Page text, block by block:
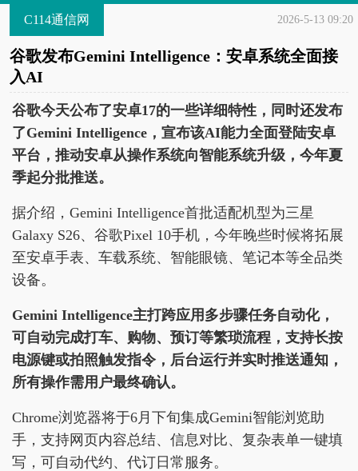
C114通信网 2026-5-13 09:20
谷歌发布Gemini Intelligence：安卓系统全面接
入AI
谷歌今天公布了安卓17的一些详细特性，同时还发布
了Gemini Intelligence，宣布该AI能力全面登陆安卓
平台，推动安卓从操作系统向智能系统升级，今年夏
季起分批推送。
据介绍，Gemini Intelligence首批适配机型为三星
Galaxy S26、谷歌Pixel 10手机，今年晚些时候将拓展
至安卓手表、车载系统、智能眼镜、笔记本等全品类
设备。
Gemini Intelligence主打跨应用多步骤任务自动化，
可自动完成打车、购物、预订等繁琐流程，支持长按
电源键或拍照触发指令，后台运行并实时推送通知，
所有操作需用户最终确认。
Chrome浏览器将于6月下旬集成Gemini智能浏览助
手，支持网页内容总结、信息对比、复杂表单一键填
写，可自动代约、代订日常服务。